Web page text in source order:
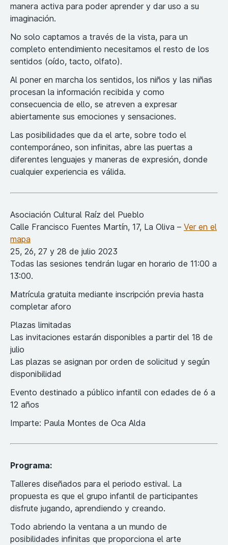
manera activa para poder aprender y dar uso a su
imaginación.
No solo captamos a través de la vista, para un
completo entendimiento necesitamos el resto de los
sentidos (oído, tacto, olfato).
Al poner en marcha los sentidos, los niños y las niñas
procesan la información recibida y como
consecuencia de ello, se atreven a expresar
abiertamente sus emociones y sensaciones.
Las posibilidades que da el arte, sobre todo el
contemporáneo, son infinitas, abre las puertas a
diferentes lenguajes y maneras de expresión, donde
cualquier experiencia es válida.
Asociación Cultural Raíz del Pueblo
Calle Francisco Fuentes Martín, 17, La Oliva – Ver en el
mapa
25, 26, 27 y 28 de julio 2023
Todas las sesiones tendrán lugar en horario de 11:00 a
13:00.
Matrícula gratuita mediante inscripción previa hasta
completar aforo
Plazas limitadas
Las invitaciones estarán disponibles a partir del 18 de
julio
Las plazas se asignan por orden de solicitud y según
disponibilidad
Evento destinado a público infantil con edades de 6 a
12 años
Imparte: Paula Montes de Oca Alda
Programa:
Talleres diseñados para el periodo estival. La
propuesta es que el grupo infantil de participantes
disfrute jugando, aprendiendo y creando.
Todo abriendo la ventana a un mundo de
posibilidades infinitas que proporciona el arte